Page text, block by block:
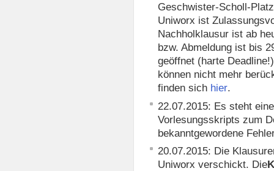
Geschwister-Scholl-
Uniworx ist
Nachholklausur ist ab
bzw. Abmeldung ist bis
geöffnet (harte
können nicht mehr
finden sich hier.
22.07.2015: Es steht
Vorlesungsskripts zum
bekanntgewordene
20.07.2015: Die
Uniworx verschickt. Die